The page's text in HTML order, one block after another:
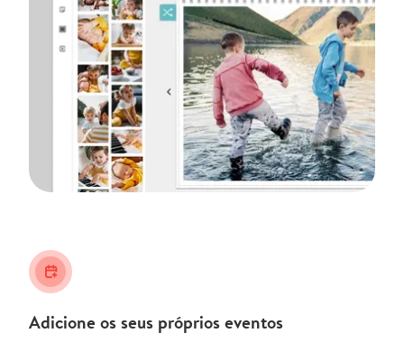
calendar_plus
Adicione os seus próprios eventos